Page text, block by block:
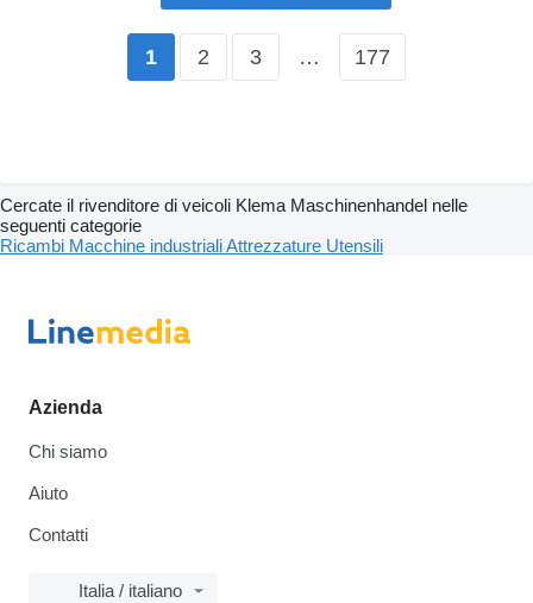
1 2 3 … 177
Cercate il rivenditore di veicoli Klema Maschinenhandel nelle
seguenti categorie
Ricambi Macchine industrialiAttrezzature Utensili
Azienda
Chi siamo
Aiuto
Contatti
Italia / italiano